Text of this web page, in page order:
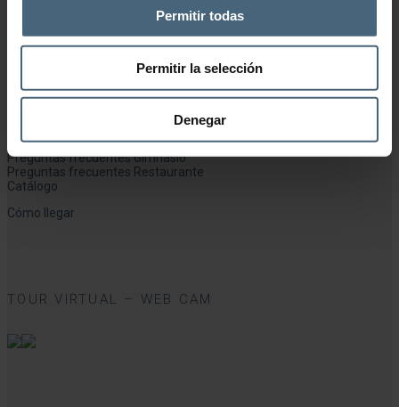
Permitir todas
Permitir la selección
Denegar
INFORMACIÓN ÚTIL
Preguntas frecuentes Talasoterapia
Preguntas frecuentes Salud y Belleza
Preguntas frecuentes Gimnasio
Preguntas frecuentes Restaurante
Catálogo
Cómo llegar
TOUR VIRTUAL – WEB CAM